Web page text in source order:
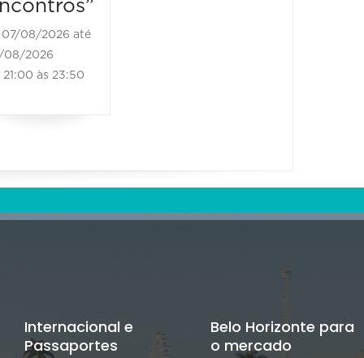
07/08/2026 até
08/2026
às 23:50
Internacional e
Passaportes
Belo Horizonte para
o mercado